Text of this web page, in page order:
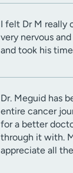
I felt Dr M really
very nervous
and took his
Dr. Meguid has
entire cancer
for a better
through it with.
appreciate all